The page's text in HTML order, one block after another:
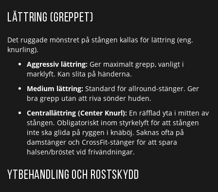
Lättring (Greppet)
Det ruggade mönstret på stången kallas för lättring (eng.
knurling).
Aggressiv lättring: Ger maximalt grepp, vanligt i
marklyft. Kan slita på händerna.
Medium lättring: Standard för allround-stänger. Ger
bra grepp utan att riva sönder huden.
Centrallättring (Center Knurl): En räfflad yta i mitten av
stången. Obligatoriskt inom styrkelyft för att stången
inte ska glida på ryggen i knäböj. Saknas ofta på
damstänger och CrossFit-stänger för att spara
halsen/bröstet vid frivändningar.
Ytbehandling och rostskydd